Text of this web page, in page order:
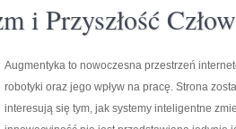
i Przyszłość
Augmentyka to nowoczesna przestrzeń
robotyki oraz jego wpływ na pracę. Strona
interesują się tym, jak systemy inteligentne